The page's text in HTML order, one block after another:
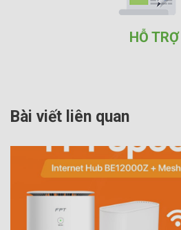
HỖ TRỢ
Bài viết liên quan